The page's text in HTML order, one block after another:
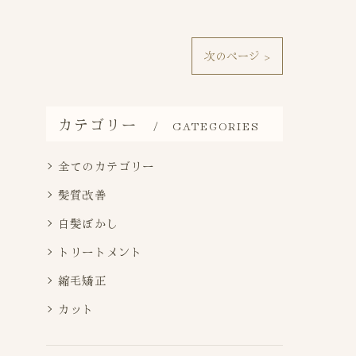
次のページ >
カテゴリー CATEGORIES
全てのカテゴリー
髪質改善
白髪ぼかし
トリートメント
縮毛矯正
カット